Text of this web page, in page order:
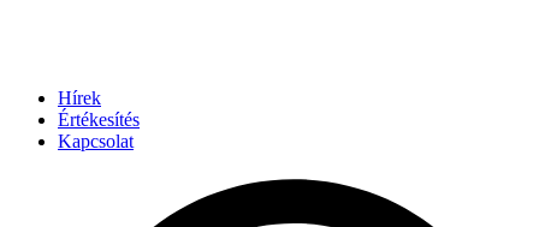
Hírek
Értékesítés
Kapcsolat